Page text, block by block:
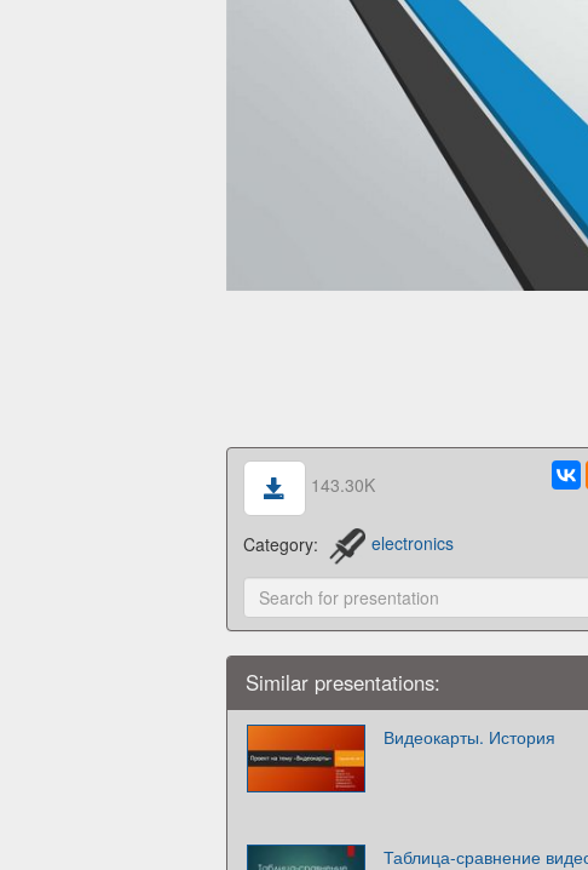
143.30K
Category: electronics
Similar presentations:
Видеокарты. История
Таблица-сравнение